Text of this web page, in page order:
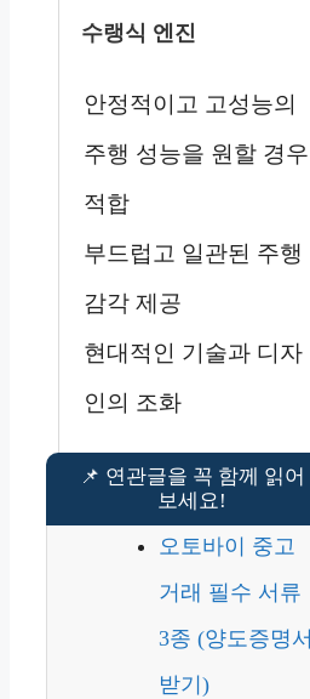
수랭식 엔진
안정적이고 고성능의
주행 성능을 원할 경우
적합
부드럽고 일관된 주행
감각 제공
현대적인 기술과 디자
인의 조화
오토바이 중고
거래 필수 서류
3종 (양도증명서
받기)